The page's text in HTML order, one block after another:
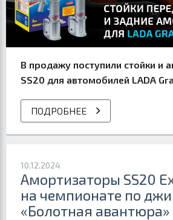
В продажу поступили стойки и
SS20 для автомобилей LADA
ПОДРОБНЕЕ
10.12.2024
Амортизаторы SS20
на чемпионате по
«Болотная авантюра»